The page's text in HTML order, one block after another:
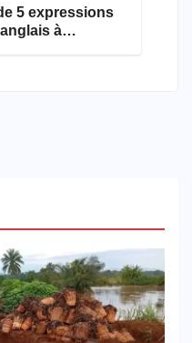
5 expressions
à